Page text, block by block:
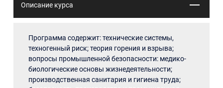
Описание курса
Программа содержит: технические системы,
техногенный риск; теория горения и взрыва;
вопросы промышленной безопасности: медико-
биологические основы жизнедеятельности;
производственная санитария и гигиена труда;